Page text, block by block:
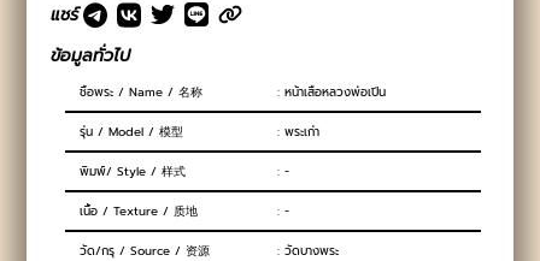
แชร์
ข้อมูลทั่วไป
ชื่อพระ / Name / 名称 : หน้าเสือหลวงพ่อเปิ่น
รุ่น / Model / 模型 : พระเก่า
พิมพ์/ Style / 样式 : -
เนื้อ / Texture / 质地 : -
วัด/กรุ / Source / 资源 : วัดบางพระ